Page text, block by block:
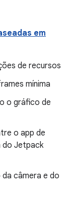
em
de recursos
mínima
o gráfico de
o app de
do Jetpack
câmera e do